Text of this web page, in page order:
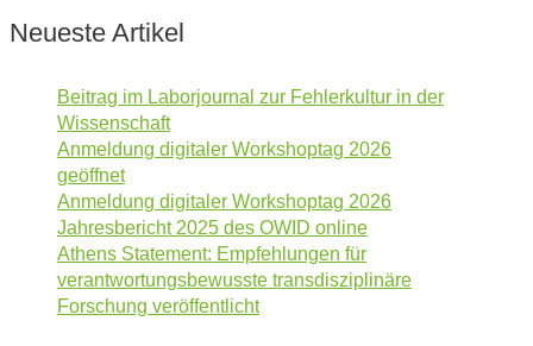
Neueste Artikel
Beitrag im Laborjournal zur Fehlerkultur in der
Wissenschaft
Anmeldung digitaler Workshoptag 2026
geöffnet
Anmeldung digitaler Workshoptag 2026
Jahresbericht 2025 des OWID online
Athens Statement: Empfehlungen für
verantwortungsbewusste transdisziplinäre
Forschung veröffentlicht